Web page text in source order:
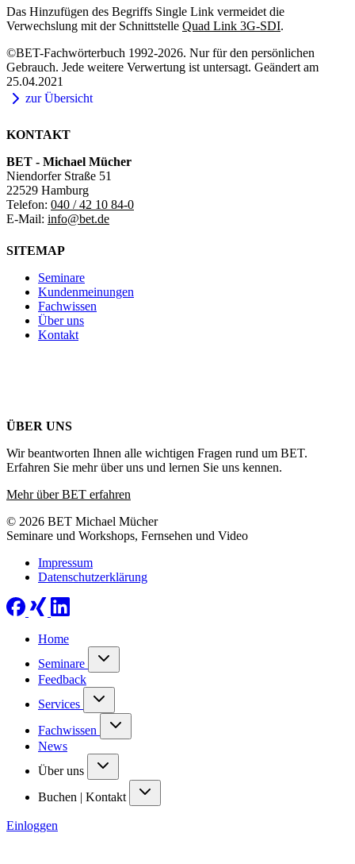
Das Hinzufügen des Begriffs Single Link vermeidet die
Verwechslung mit der Schnittstelle Quad Link 3G-SDI.
©BET-Fachwörterbuch 1992-2026. Nur für den persönlichen
Gebrauch. Jede weitere Verwertung ist untersagt. Geändert am
25.04.2021
zur Übersicht
KONTAKT
BET - Michael Mücher
Niendorfer Straße 51
22529 Hamburg
Telefon: 040 / 42 10 84-0
E-Mail: info@bet.de
SITEMAP
Seminare
Kundenmeinungen
Fachwissen
Über uns
Kontakt
ÜBER UNS
Wir beantworten Ihnen alle wichtigen Fragen rund um BET.
Erfahren Sie mehr über uns und lernen Sie uns kennen.
Mehr über BET erfahren
© 2026 BET Michael Mücher
Seminare und Workshops, Fernsehen und Video
Impressum
Datenschutzerklärung
Home
Seminare
Feedback
Services
Fachwissen
News
Über uns
Buchen | Kontakt
Einloggen